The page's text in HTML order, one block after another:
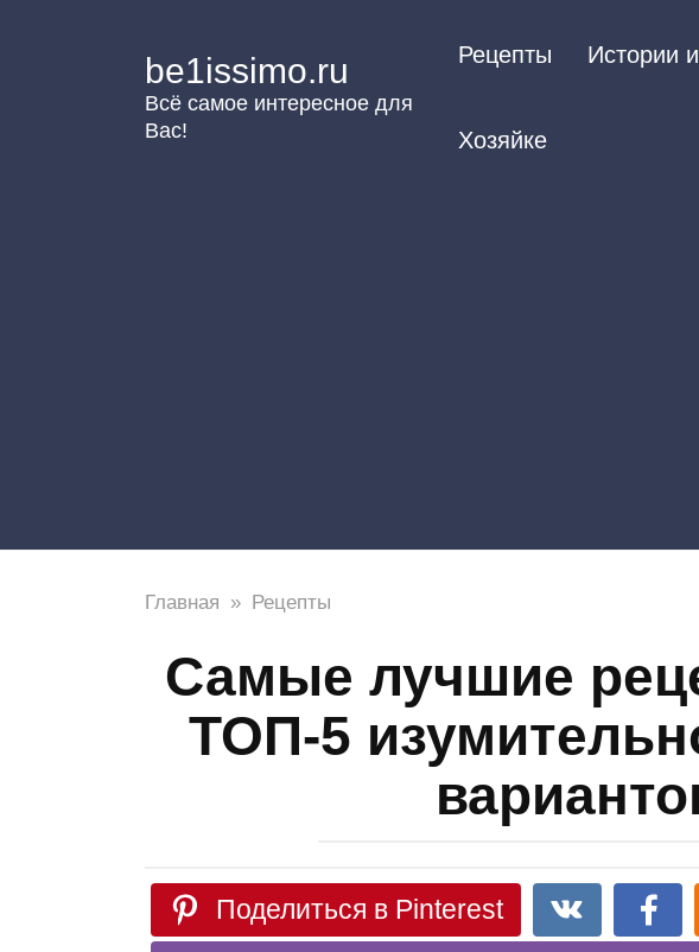
be1issimo.ru
Всё самое интересное для
Вас!
Рецепты Истории
Хозяйке
Главная » Рецепты
Самые лучшие
ТОП-5
Поделиться в Pinterest